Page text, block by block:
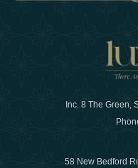
Inc. 8 The Green,
58 New Bedford